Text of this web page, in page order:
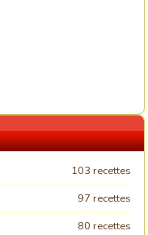
103 recettes
97 recettes
80 recettes